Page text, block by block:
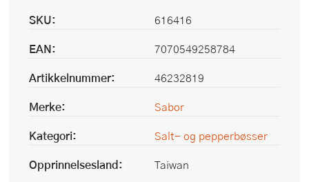
SKU:
616416
EAN:
7070549258784
Artikkelnummer:
46232819
Merke:
Sabor
Kategori:
Salt- og pepperbøsser
Opprinnelsesland:
Taiwan